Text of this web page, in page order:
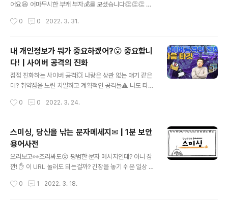
어요😆 어마무시한 부캐 부자💰를 모셨습니다👏👏👏 보
들이 알려줍니다! 지금 감상해 보실까요?😁 삼평동연구소
알고 쓰면 스마트한 IT생활을 즐길 수 있습니다. ◈ 컴퓨
터, IT 그리고 보안에 대한 이야기를 쉽고 재미있게 나누고
자 합니다 ◈ www.youtube.com
0 0 2022. 3. 31.
내 개인정보가 뭐가 중요하겠어?😮 중요합니
다! | 사이버 공격의 진화
점점 진화하는 사이버 공격💥 나랑은 상관 없는 얘기 같은
데? 취약점을 노린 치밀하고 계획적인 공격들⚠ 나도 타깃
은..! (두둥) 바로 영상에서 확인해보세요! 삼평동연구소 스
고 쓰면 스마트한 IT생활을 즐길 수 있습니다. ◈ 컴퓨터, I
T 그리고 보안에 대한 이야기를 쉽고 재미있게 나누고자
합니다 ◈ www.youtube.com
0 0 2022. 3. 24.
스미싱, 당신을 낚는 문자메세지✉ | 1분 보안
용어사전
요리보고👀조리봐도😮 평범한 문자 메시지인데? 아니 잠
깐! ✋ 이 URL 눌러도 되는걸까? 긴장을 놓기 쉬운 일상 속
다😊 삼평동연구소 스마트폰, 컴퓨터 안 쓰시는 분 거의 없
0 1 2022. 3. 18.